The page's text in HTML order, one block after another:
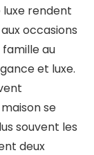
luxe rendent
occasions
famille au
et luxe.
se
souvent les
deux